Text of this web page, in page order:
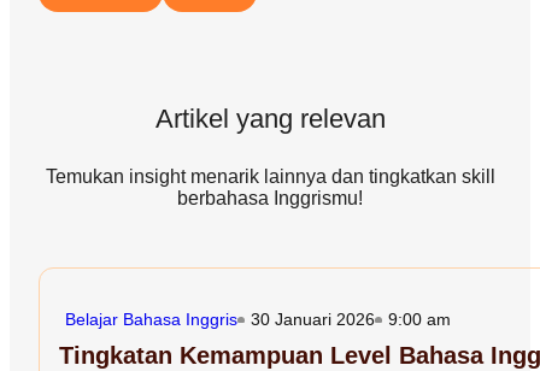
Artikel yang relevan
Temukan insight menarik lainnya dan tingkatkan skill
berbahasa Inggrismu!
Belajar Bahasa Inggris 30 Januari 2026 9:00 am
Tingkatan Kemampuan Level Bahasa